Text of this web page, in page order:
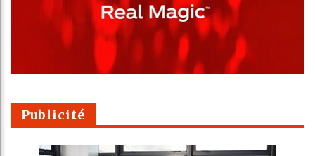
Publicité